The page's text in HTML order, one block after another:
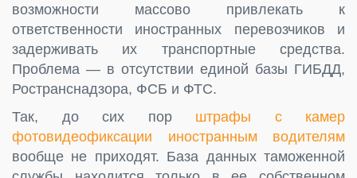
возможности массово привлекать к
ответственности иностранных перевозчиков и
задерживать их транспортные средства.
Проблема — в отсутствии единой базы ГИБДД,
Ространснадзора, ФСБ и ФТС.
Так, до сих пор штрафы с камер
фотовидеофиксации иностранным водителям
вообще не приходят. База данных таможенной